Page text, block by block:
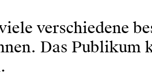
verschiedene
Das Publikum